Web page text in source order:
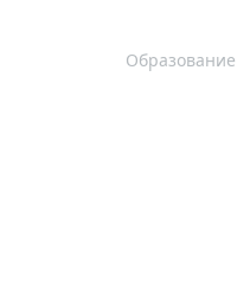
Образование